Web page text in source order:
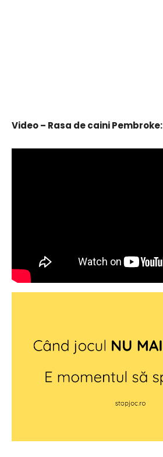
Video – Rasa de caini Pembroke: